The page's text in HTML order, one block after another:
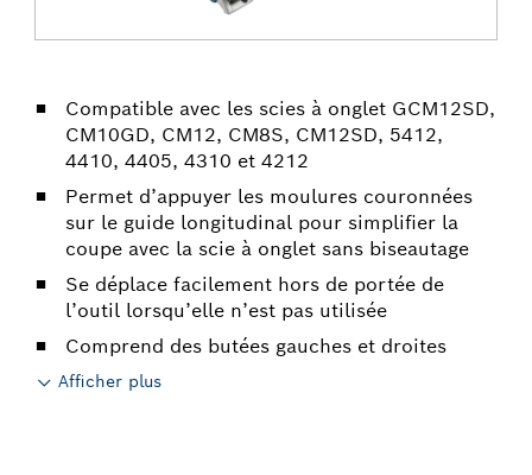
Compatible avec les scies à onglet GCM12SD,
CM10GD, CM12, CM8S, CM12SD, 5412,
4410, 4405, 4310 et 4212
Permet d’appuyer les moulures couronnées
sur le guide longitudinal pour simplifier la
coupe avec la scie à onglet sans biseautage
Se déplace facilement hors de portée de
l’outil lorsqu’elle n’est pas utilisée
Comprend des butées gauches et droites
Afficher plus